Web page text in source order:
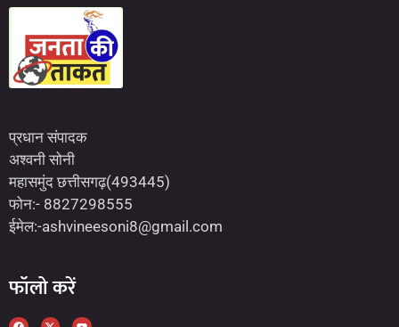
प्रधान संपादक
अश्वनी सोनी
महासमुंद छत्तीसगढ़(493445)
फोन:- 8827298555
ईमेल:-ashvineesoni8@gmail.com
फॉलो करें